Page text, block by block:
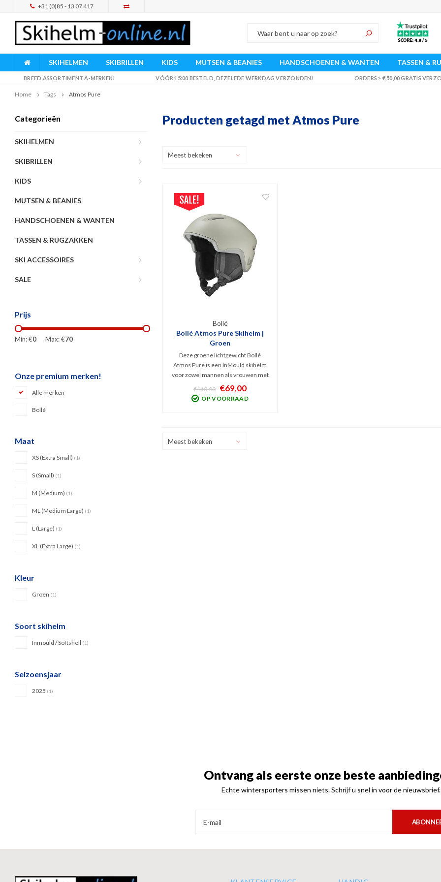
+31 (0)85 - 13 07 417
SKIHELMEN SKIBRILLEN KIDS MUTSEN & BEANIES HANDSCHOENEN & WANTEN TASSEN &
BREED ASSORTIMENT A-MERKEN! VÓÓR 15:00 BESTELD, DEZELFDE WERKDAG VERZONDEN! ORDERS > € 50,00 GRATIS
Home Tags Atmos Pure
Categorieën
SKIHELMEN
SKIBRILLEN
KIDS
MUTSEN & BEANIES
HANDSCHOENEN & WANTEN
TASSEN & RUGZAKKEN
SKI ACCESSOIRES
SALE
Prijs
Min: €0 Max: €70
Onze premium merken!
Alle merken
Bollé
Maat
XS (Extra Small) (1)
S (Small) (1)
M (Medium) (1)
ML (Medium Large) (1)
L (Large) (1)
XL (Extra Large) (1)
Kleur
Groen (1)
Soort skihelm
Inmould / Softshell (1)
Seizoensjaar
2025 (1)
Producten getagd met Atmos Pure
Meest bekeken
Bollé
Bollé Atmos Pure Skihelm |
Groen
Deze groene lichtgewicht Bollé
Atmos Pure is een InMould skihelm
voor zowel mannen als vrouwen met
allround bescherming dankzij de
Avid Progressive EPS schuimvulling.
Voor dit segment een zeer
€110,00 €69,00
OP VOORRAAD
Meest bekeken
Ontvang als eerste onze beste
Echte wintersporters missen niets. Schrijf u snel in voor de nieuwsbrief.